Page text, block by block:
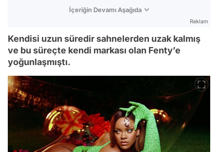
İçeriğin Devamı Aşağıda
Reklam
Kendisi uzun süredir sahnelerden uzak kalmış
ve bu süreçte kendi markası olan Fenty’e
yoğunlaşmıştı.